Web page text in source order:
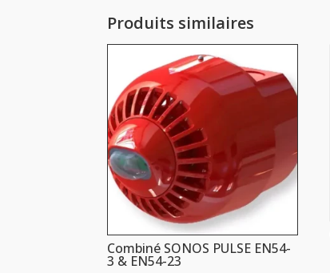
Produits similaires
Combiné SONOS PULSE EN54-
3 & EN54-23